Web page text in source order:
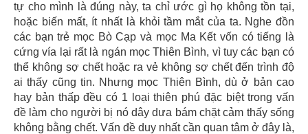
tự cho mình là đúng này, ta chỉ ước gì họ không tồn tại,
hoặc biến mất, ít nhất là khỏi tầm mắt của ta. Nghe đồn
các bạn trẻ mọc Bò Cạp và mọc Ma Kết vốn có tiếng là
cứng vía lại rất là ngán mọc Thiên Bình, vì tuy các bạn có
thể không sợ chết hoặc ra vẻ không sợ chết đến trình độ
ai thấy cũng tin. Nhưng mọc Thiên Bình, dù ở bản cao
hay bản thấp đều có 1 loại thiên phú đặc biệt trong vấn
đề làm cho người bị nó dây dưa bám chặt cảm thấy sống
không bằng chết. Vấn đề duy nhất cần quan tâm ở đây là,